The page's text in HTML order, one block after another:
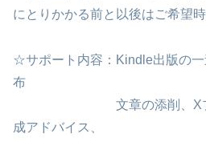
にとりかかる前と以後はご希望時
☆サポート内容：Kindle出版の
布
文章の添削、Xプロフ
成アドバイス、